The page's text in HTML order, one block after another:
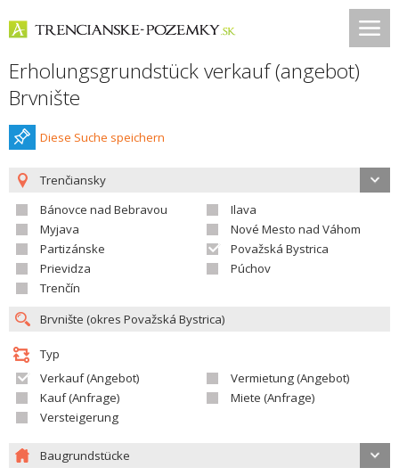
Erholungsgrundstück verkauf (angebot)
Brvnište
Diese Suche speichern
Trenčiansky
Bánovce nad Bebravou
Ilava
Myjava
Nové Mesto nad Váhom
Partizánske
Považská Bystrica
Prievidza
Púchov
Trenčín
Typ
Verkauf (Angebot)
Vermietung (Angebot)
Kauf (Anfrage)
Miete (Anfrage)
Versteigerung
Baugrundstücke